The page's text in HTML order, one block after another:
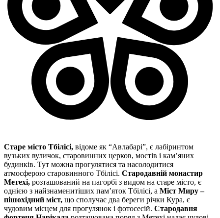
Старе місто Тбілісі, відоме як “Авлабарі”, є лабіринтом
вузьких вуличок, старовинних церков, мостів і кам’яних
будинків. Тут можна прогулятися та насолодитися
атмосферою старовинного Тбілісі. Стародавній монастир
Метехі, розташований на пагорбі з видом на старе місто, є
однією з найзнаменитіших пам’яток Тбілісі, а Міст Миру –
пішохідний міст, що сполучає два береги річки Кура, є
чудовим місцем для прогулянок і фотосесій. Стародавня